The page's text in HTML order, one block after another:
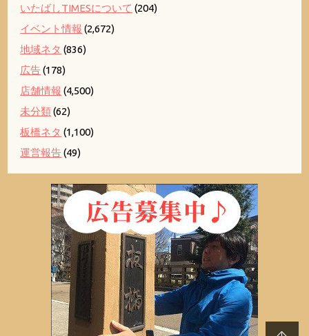
いたばしTIMESについて (204)
イベント情報 (2,672)
地域ネタ (836)
広告(178)
店舗情報 (4,500)
未分類(62)
板橋ネタ (1,100)
運営報告(49)